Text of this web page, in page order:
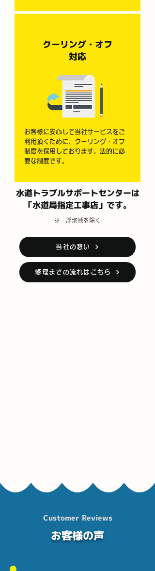
クーリング・オフ
​対応
お客様に安心して当社サービスをご
利用頂くために、クーリング・オフ
制度を採用しております。法的に必
要な制度です。
水道トラブルサポートセンターは
「水道局指定工事店」です。
※一部地域を除く
当社の想い
修理までの流れはこちら
Customer Reviews
お客様の声